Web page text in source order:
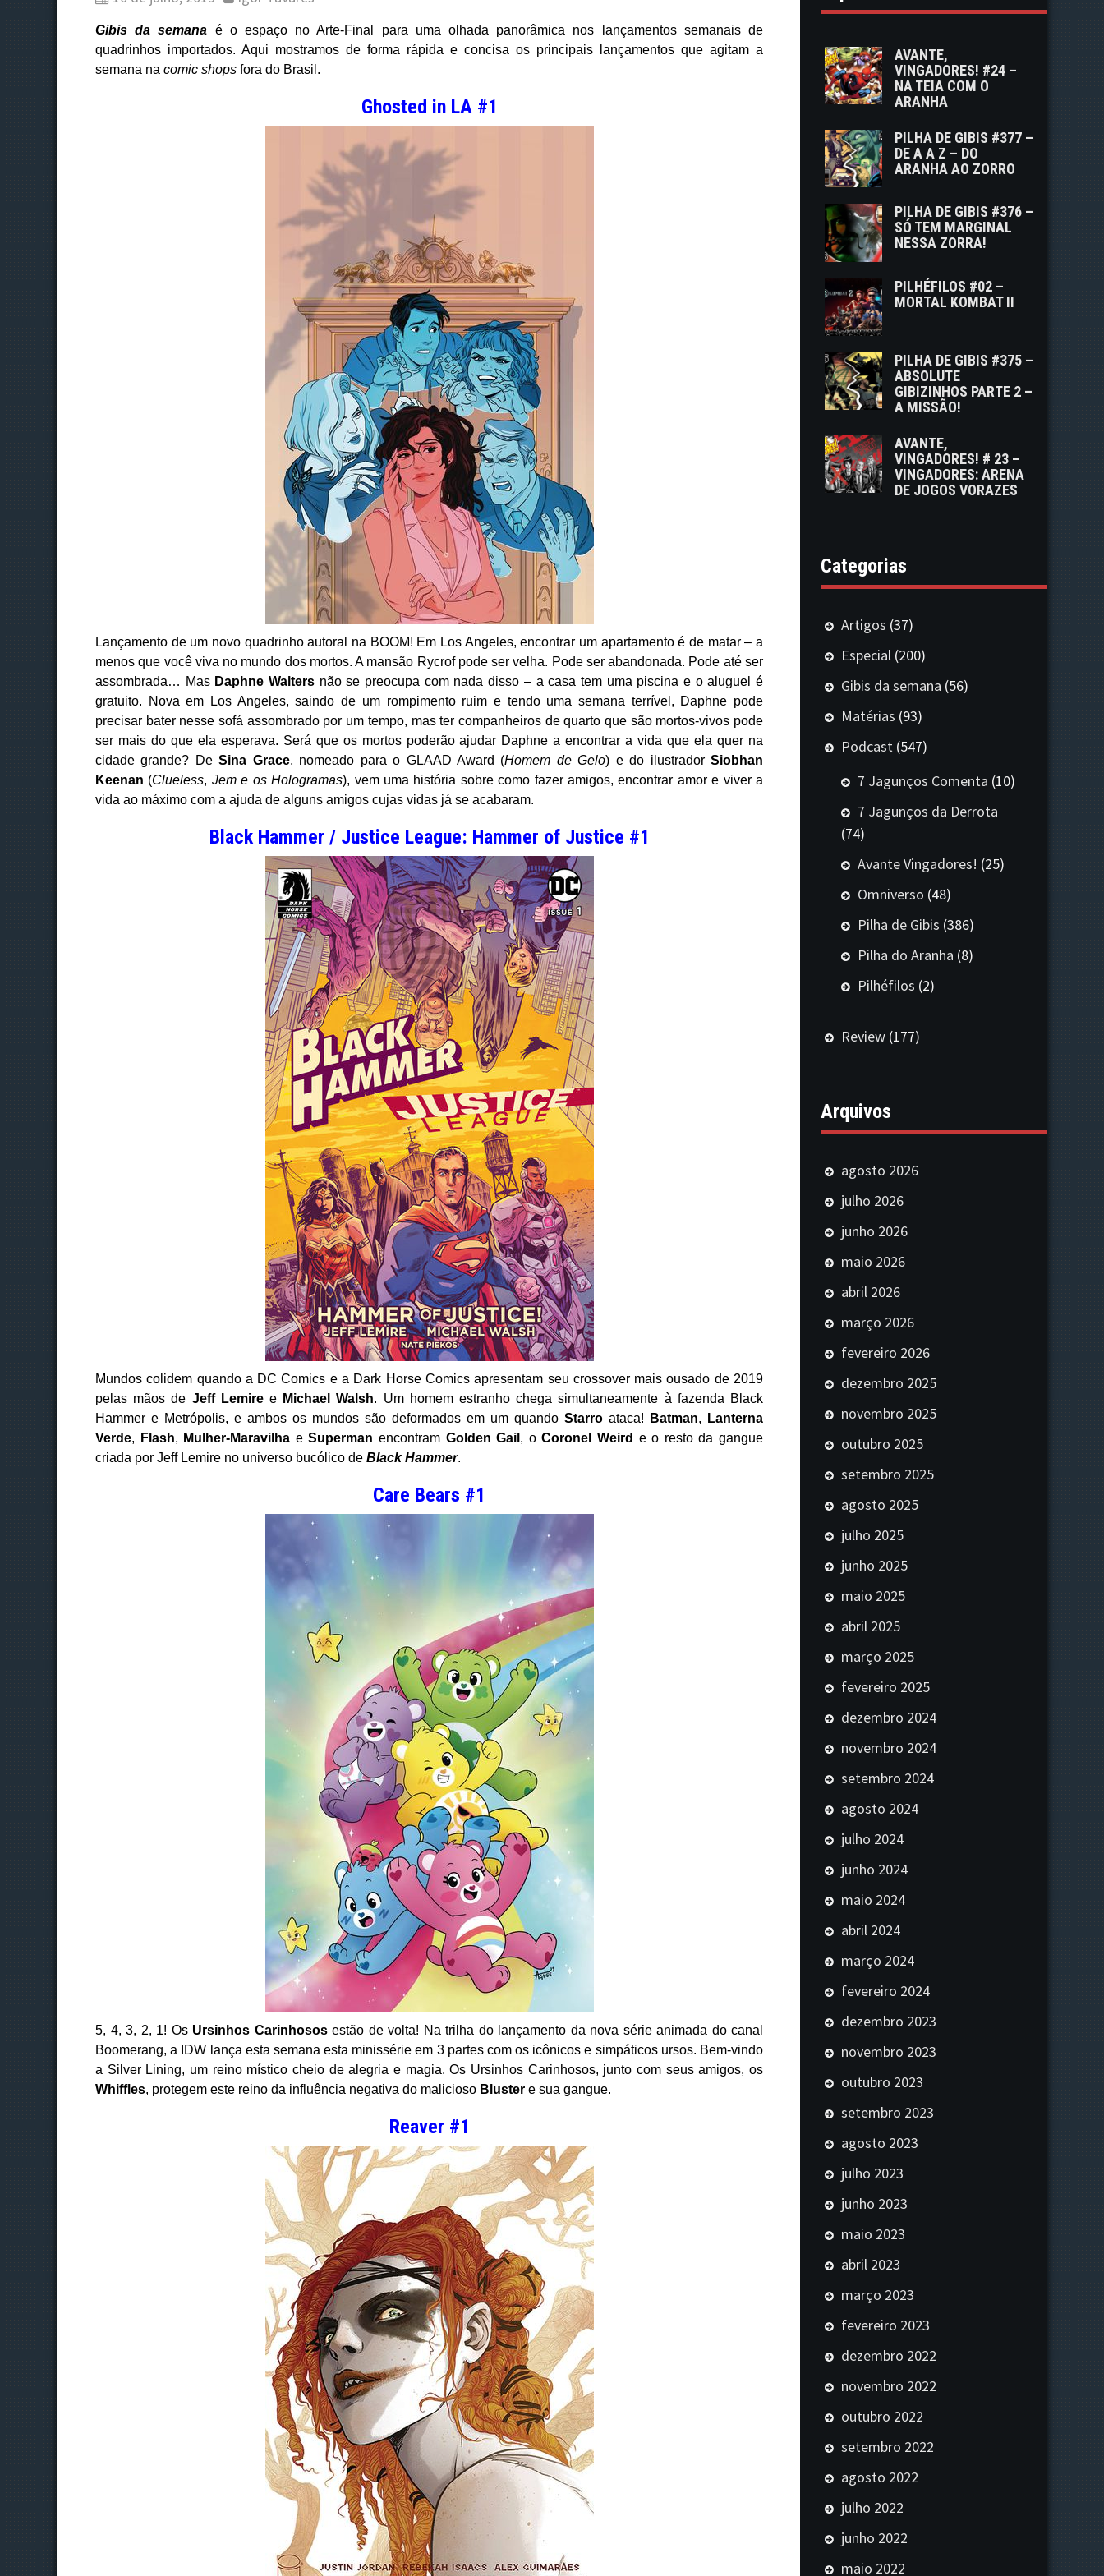
Gibis da semana é o espaço no Arte-Final para uma olhada panorâmica nos lançamentos semanais de
quadrinhos importados. Aqui mostramos de forma rápida e concisa os principais lançamentos que agitam a
semana na comic shops fora do Brasil.
Ghosted in LA #1
Lançamento de um novo quadrinho autoral na BOOM! Em Los Angeles, encontrar um apartamento é de matar – a
menos que você viva no mundo dos mortos. A mansão Rycrof pode ser velha. Pode ser abandonada. Pode até ser
assombrada… Mas Daphne Walters não se preocupa com nada disso – a casa tem uma piscina e o aluguel é
gratuito. Nova em Los Angeles, saindo de um rompimento ruim e tendo uma semana terrível, Daphne pode
precisar bater nesse sofá assombrado por um tempo, mas ter companheiros de quarto que são mortos-vivos pode
ser mais do que ela esperava. Será que os mortos poderão ajudar Daphne a encontrar a vida que ela quer na
cidade grande? DeSina Grace, nomeado para o GLAAD Award (Homem de Gelo) e do ilustrador Siobhan
Keenan (Clueless, Jem e os Hologramas), vem uma história sobre como fazer amigos, encontrar amor e viver a
vida ao máximo com a ajuda de alguns amigos cujas vidas já se acabaram.
Black Hammer / Justice League: Hammer of Justice #1
Mundos colidem quando a DC Comics e a Dark Horse Comics apresentam seu crossover mais ousado de 2019
pelas mãos de Jeff Lemiree Michael Walsh. Um homem estranho chega simultaneamente à fazenda Black
Hammer e Metrópolis, e ambos os mundos são deformados em um quando Starro ataca! Batman,
Lanterna
Verde, Flash, Mulher-Maravilha eSuperman encontram Golden Gail , oCoronel Weird e o resto da gangue
criada por Jeff Lemire no universo bucólico de Black Hammer.
Care Bears #1
5, 4, 3, 2, 1! Os Ursinhos Carinhososestão de volta! Na trilha do lançamento da nova série animada do canal
Boomerang, a IDW lança esta semana esta minissérie em 3 partes com os icônicos e simpáticos ursos. Bem-vindo
a Silver Lining, um reino místico cheio de alegria e magia. Os Ursinhos Carinhosos, junto com seus amigos, os
Whiffles, protegem este reino da influência negativa do malicioso Bluster e sua gangue.
Reaver #1
AVANTE,
VINGADORES! #24 –
NA TEIA COM O
ARANHA
PILHA DE GIBIS #377 –
DE A A Z – DO
ARANHA AO ZORRO
PILHA DE GIBIS #376 –
SÓ TEM MARGINAL
NESSA ZORRA!
PILHÉFILOS #02 –
MORTAL KOMBAT II
PILHA DE GIBIS #375 –
ABSOLUTE
GIBIZINHOS PARTE 2 –
A MISSÃO!
AVANTE,
VINGADORES! # 23 –
VINGADORES: ARENA
DE JOGOS VORAZES
Categorias
Artigos (37)
Especial (200)
Gibis da semana (56)
Matérias (93)
Podcast (547)
7 Jagunços Comenta (10)
7 Jagunços da Derrota
(74)
Avante Vingadores! (25)
Omniverso (48)
Pilha de Gibis (386)
Pilha do Aranha (8)
Pilhéfilos (2)
Review (177)
Arquivos
agosto 2026
julho 2026
junho 2026
maio 2026
abril 2026
março 2026
fevereiro 2026
dezembro 2025
novembro 2025
outubro 2025
setembro 2025
agosto 2025
julho 2025
junho 2025
maio 2025
abril 2025
março 2025
fevereiro 2025
dezembro 2024
novembro 2024
setembro 2024
agosto 2024
julho 2024
junho 2024
maio 2024
abril 2024
março 2024
fevereiro 2024
dezembro 2023
novembro 2023
outubro 2023
setembro 2023
agosto 2023
julho 2023
junho 2023
maio 2023
abril 2023
março 2023
fevereiro 2023
dezembro 2022
novembro 2022
outubro 2022
setembro 2022
agosto 2022
julho 2022
junho 2022
maio 2022